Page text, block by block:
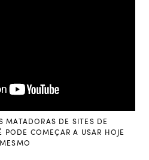
MATADORAS DE SITES DE
PODE COMEÇAR A USAR HOJE
MESMO